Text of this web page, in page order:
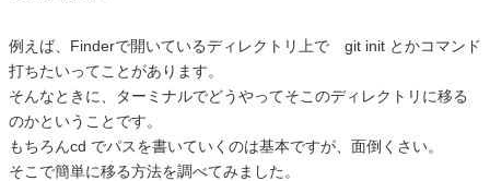
例えば、Finderで開いているディレクトリ上で git init とかコマンド
打ちたいってことがあります。
そんなときに、ターミナルでどうやってそこのディレクトリに移る
のかということです。
もちろんcd でパスを書いていくのは基本ですが、面倒くさい。
そこで簡単に移る方法を調べてみました。